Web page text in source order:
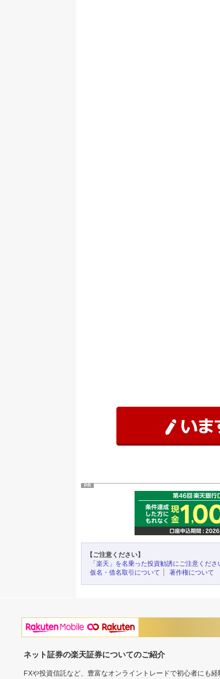
PR
【ご注意ください】
「楽天」を名乗った投資勧誘にご注意くださ
仮名・借名取引について
著作権について
ネット証券の楽天証券についてのご紹介
FXや投資信託など、豊富なオンライントレードで初心者にも